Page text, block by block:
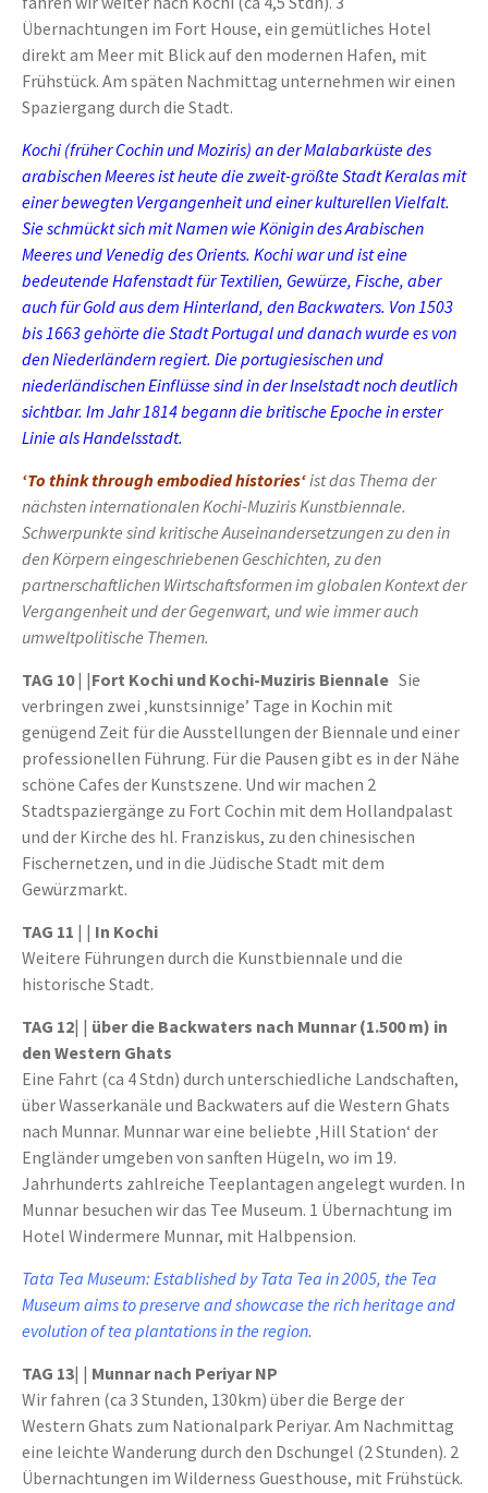
Übernachtungen im Fort House, ein gemütliches Hotel
direkt am Meer mit Blick auf den modernen Hafen, mit
Frühstück. Am späten Nachmittag unternehmen wir einen
Spaziergang durch die Stadt.
Kochi (früher Cochin und Moziris) an der Malabarküste des
arabischen Meeres ist heute die zweit-größte Stadt Keralas mit
einer bewegten Vergangenheit und einer kulturellen Vielfalt.
Sie schmückt sich mit Namen wie Königin des Arabischen
Meeres und Venedig des Orients. Kochi war und ist eine
bedeutende Hafenstadt für Textilien, Gewürze, Fische, aber
auch für Gold aus dem Hinterland, den Backwaters. Von 1503
bis 1663 gehörte die Stadt Portugal und danach wurde es von
den Niederländern regiert. Die portugiesischen und
niederländischen Einflüsse sind in der Inselstadt noch deutlich
sichtbar. Im Jahr 1814 begann die britische Epoche in erster
Linie als Handelsstadt.
‘To think through embodied histories‘ist das Thema der
nächsten internationalen Kochi-Muziris Kunstbiennale.
Schwerpunkte sind kritische Auseinandersetzungen zu den in
den Körpern eingeschriebenen Geschichten, zu den
partnerschaftlichen Wirtschaftsformen im globalen Kontext der
Vergangenheit und der Gegenwart, und wie immer auch
umweltpolitische Themen.
TAG 10| |Fort Kochi und Kochi-Muziris Biennale Sie
verbringen zwei ‚kunstsinnige’ Tage in Kochin mit
genügend Zeit für die Ausstellungen der Biennale und einer
professionellen Führung. Für die Pausen gibt es in der Nähe
schöne Cafes der Kunstszene. Und wir machen 2
Stadtspaziergänge zu Fort Cochin mit dem Hollandpalast
und der Kirche des hl. Franziskus, zu den chinesischen
Fischernetzen, und in die Jüdische Stadt mit dem
Gewürzmarkt.
TAG 11 | | In Kochi
Weitere Führungen durch die Kunstbiennale und die
historische Stadt.
TAG 12| | über die Backwaters nach Munnar (1.500 m) in
den Western Ghats
Eine Fahrt (ca 4 Stdn) durch unterschiedliche Landschaften,
über Wasserkanäle und Backwaters auf die Western Ghats
nach Munnar. Munnar war eine beliebte ‚Hill Station‘ der
Engländer umgeben von sanften Hügeln, wo im 19.
Jahrhunderts zahlreiche Teeplantagen angelegt wurden. In
Munnar besuchen wir das Tee Museum. 1 Übernachtung im
Hotel Windermere Munnar, mit Halbpension.
Tata Tea Museum: Established by Tata Tea in 2005, the Tea
Museum aims to preserve and showcase the rich heritage and
evolution of tea plantations in the region.
TAG 13| | Munnar nach Periyar NP
Wir fahren (ca 3 Stunden, 130km) über die Berge der
Western Ghats zum Nationalpark Periyar. Am Nachmittag
eine leichte Wanderung durch den Dschungel (2 Stunden). 2
Übernachtungen im Wilderness Guesthouse, mit Frühstück.